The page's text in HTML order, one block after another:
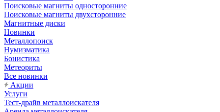
Поисковые магниты односторонние
Поисковые магниты двухсторонние
Магнитные диски
Новинки
Металлопоиск
Нумизматика
Бонистика
Метеориты
Все новинки
Акции
Услуги
Тест-драйв металлоискателя